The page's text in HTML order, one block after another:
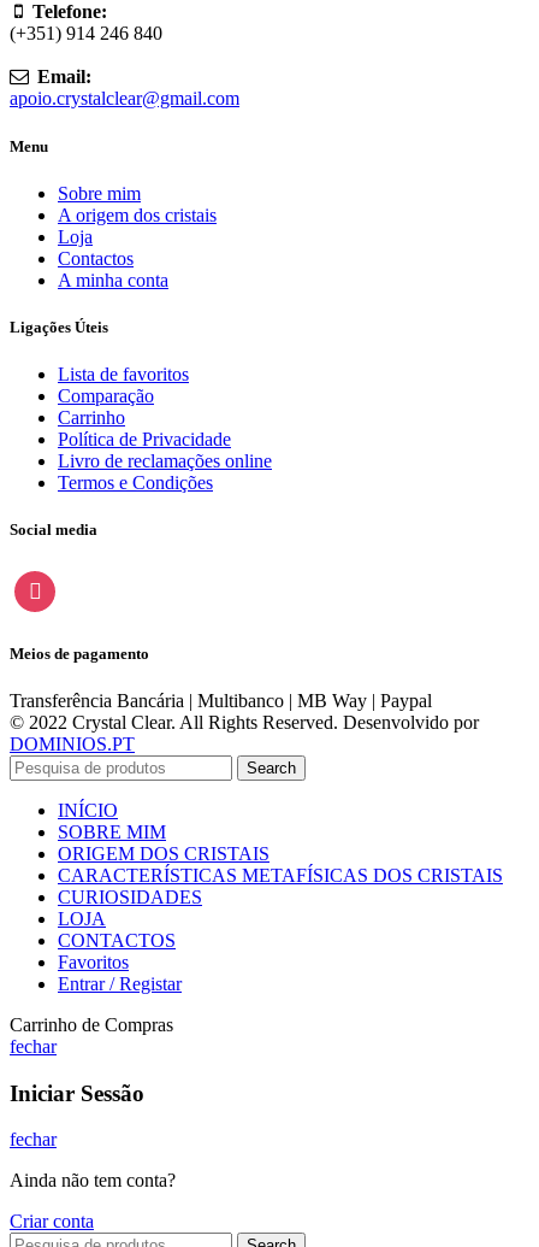
Telefone:
(+351) 914 246 840
Email:
apoio.crystalclear@gmail.com
Menu
Sobre mim
A origem dos cristais
Loja
Contactos
A minha conta
Ligações Úteis
Lista de favoritos
Comparação
Carrinho
Política de Privacidade
Livro de reclamações online
Termos e Condições
Social media
instagram
Meios de pagamento
Transferência Bancária | Multibanco | MB Way | Paypal
© 2022 Crystal Clear. All Rights Reserved. Desenvolvido por
DOMINIOS.PT
Search
INÍCIO
SOBRE MIM
ORIGEM DOS CRISTAIS
CARACTERÍSTICAS METAFÍSICAS DOS CRISTAIS
CURIOSIDADES
LOJA
CONTACTOS
Favoritos
Entrar / Registar
Carrinho de Compras
fechar
Iniciar Sessão
fechar
Ainda não tem conta?
Criar conta